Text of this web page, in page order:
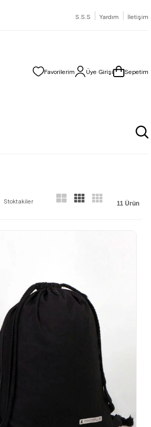
S.S.S | Yardım | İletişim
Favorilerim Üye Girişi Sepetim
Stoktakiler 11 Ürün